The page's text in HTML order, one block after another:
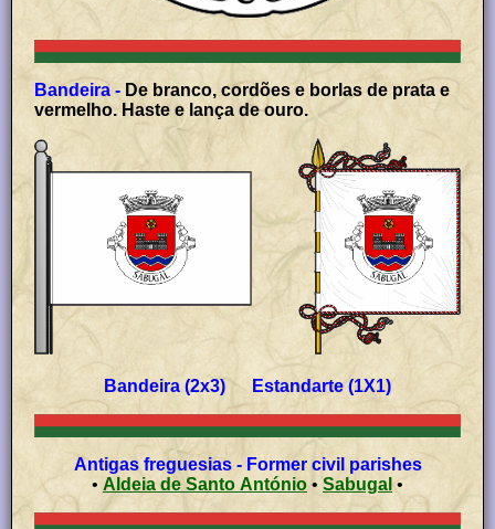
Bandeira - De branco, cordões e borlas de prata e
vermelho. Haste e lança de ouro.
Bandeira (2x3) Estandarte (1X1)
Antigas freguesias - Former civil parishes
•
Aldeia de Santo António • Sabugal •